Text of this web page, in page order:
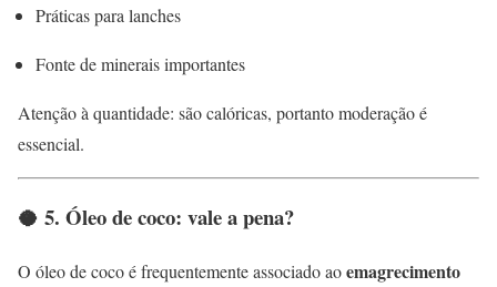
Práticas para lanches
Fonte de minerais importantes
Atenção à quantidade: são calóricas, portanto moderação é
essencial.
🥥 5. Óleo de coco: vale a pena?
O óleo de coco é frequentemente associado aoemagrecimento